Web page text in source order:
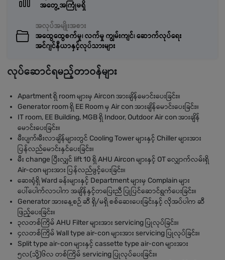
အတွေ့အကြုံမရှိ
အလုပ်အမျိုးအစား
အထွေထွေစက်မှု၊ လက်မှု ကျွမ်းကျင်၊ ဆောက်လုပ်ရေး
အင်ဂျင်နီယာနှင့်လုပ်သားများ
လုပ်ဆောင်ရမည့်တာဝန်များ
Apartment ရှိ room များမှ Aircon အားချိန်မောင်းပေးခြင်း။
Generator room ရှိ EE Room မှ Air con အားချိန်မောင်းပေးခြင်း။
IT room, EE Building, MGB ရှိ Indoor, Outdoor Air con အားချိန်
မောင်းပေးခြင်း။
မီးပျက်၊မီးလာချိန်များတွင် Cooling Tower များနှင့် Chiller များအား
ပြန်လည်မောင်းနှင်ပေးခြင်း။
မီး change ပြီးလျှင် lift 10 ရှိ AHU Aircon များနှင့် OT လျှောက်လမ်းရှိ
Air-con များအား ပြန်လည်ဖွင့်ပေးခြင်း။
ဆေးရုံရှိ Ward ခန်းများနှင့် Department များမှ Complain များ
ပေါ်ပေါက်လာပါက အချိန်နှင့်တပြေးညီ ပြုပြင်ဆောင်ရွက်ပေးခြင်း။
Generator အားနေ့စဉ် ဆီ ရှိ/မရှိ စစ်ဆေးပေးခြင်းနှင့် လိုအပ်ပါက ဆီ
ဖြည့်ပေးခြင်း။
၃လတစ်ကြိမ် AHU Filter များအား servicing ပြုလုပ်ခြင်း။
၄လတစ်ကြိမ် Wall type air-con များအား servicing ပြုလုပ်ခြင်း။
Split type air-con များနှင့် cassette type air-con များအား
၅လ(သို့)၆လ တစ်ကြိမ် servicing ပြုလုပ်ပေးခြင်း။